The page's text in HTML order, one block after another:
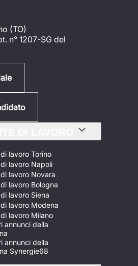
(TO)
n° 1207-SG del
lavoro Torino
lavoro Napoli
lavoro Novara
lavoro Bologna
lavoro Siena
lavoro Modena
lavoro Milano
annunci della
annunci della
Synergie68